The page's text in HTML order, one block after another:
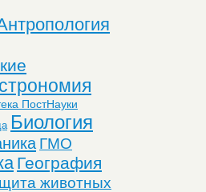
ПостНауки
Биология
ГМО
География
животных